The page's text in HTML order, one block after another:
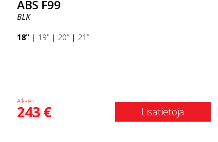
ABS F99
BLK
18" | 19" | 20" | 21"
Alkaen:
243€ Lisätietoja